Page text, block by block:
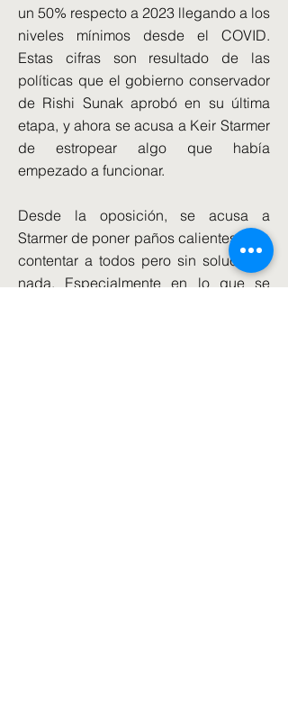
un 50% respecto a 2023 llegando a los
niveles mínimos desde el COVID.
Estas cifras son resultado de las
políticas que el gobierno conservador
de Rishi Sunak aprobó en su última
etapa, y ahora se acusa a Keir Starmer
de estropear algo que había
empezado a funcionar.
Desde la oposición, se acusa a
Starmer de poner paños calientes para
contentar a todos pero sin solucionar
nada. Especialmente en lo que se